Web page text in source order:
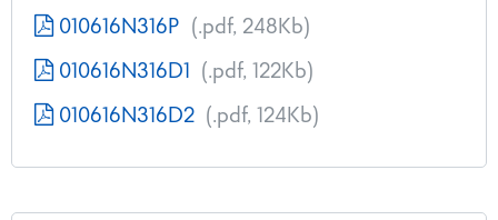
010616N316P (.pdf, 248Kb)
010616N316D1 (.pdf, 122Kb)
010616N316D2 (.pdf, 124Kb)